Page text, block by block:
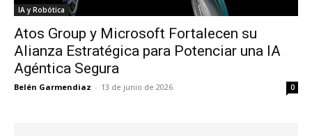
IA y Robótica
Atos Group y Microsoft Fortalecen su
Alianza Estratégica para Potenciar una IA
Agéntica Segura
Belén Garmendiaz - 13 de junio de 2026 0